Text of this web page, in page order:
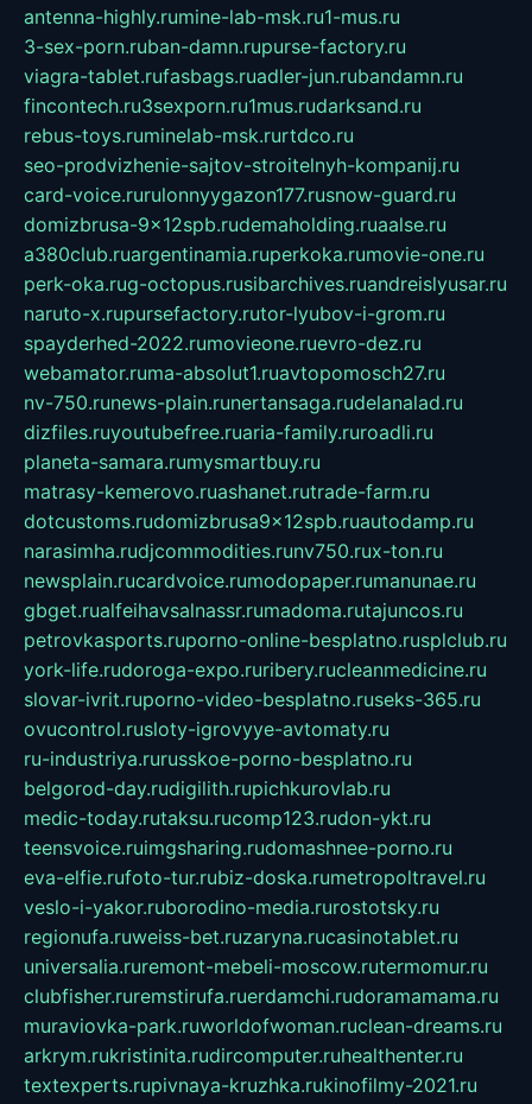
antenna-highly.rumine-lab-msk.ru1-mus.ru
3-sex-porn.ruban-damn.rupurse-factory.ru
viagra-tablet.rufasbags.ruadler-jun.rubandamn.ru
fincontech.ru3sexporn.ru1mus.rudarksand.ru
rebus-toys.ruminelab-msk.rurtdco.ru
seo-prodvizhenie-sajtov-stroitelnyh-kompanij.ru
card-voice.rurulonnyygazon177.rusnow-guard.ru
domizbrusa-9x12spb.rudemaholding.ruaalse.ru
a380club.ruargentinamia.ruperkoka.rumovie-one.ru
perk-oka.rug-octopus.rusibarchives.ruandreislyusar.ru
naruto-x.rupursefactory.rutor-lyubov-i-grom.ru
spayderhed-2022.rumovieone.ruevro-dez.ru
webamator.ruma-absolut1.ruavtopomosch27.ru
nv-750.runews-plain.runertansaga.rudelanalad.ru
dizfiles.ruyoutubefree.ruaria-family.ruroadli.ru
planeta-samara.rumysmartbuy.ru
matrasy-kemerovo.ruashanet.rutrade-farm.ru
dotcustoms.rudomizbrusa9x12spb.ruautodamp.ru
narasimha.rudjcommodities.runv750.rux-ton.ru
newsplain.rucardvoice.rumodopaper.rumanunae.ru
gbget.rualfeihavsalnassr.rumadoma.rutajuncos.ru
petrovkasports.ruporno-online-besplatno.rusplclub.ru
york-life.rudoroga-expo.ruribery.rucleanmedicine.ru
slovar-ivrit.ruporno-video-besplatno.ruseks-365.ru
ovucontrol.rusloty-igrovyye-avtomaty.ru
ru-industriya.rurusskoe-porno-besplatno.ru
belgorod-day.rudigilith.rupichkurovlab.ru
medic-today.rutaksu.rucomp123.rudon-ykt.ru
teensvoice.ruimgsharing.rudomashnee-porno.ru
eva-elfie.rufoto-tur.rubiz-doska.rumetropoltravel.ru
veslo-i-yakor.ruborodino-media.rurostotsky.ru
regionufa.ruweiss-bet.ruzaryna.rucasinotablet.ru
universalia.ruremont-mebeli-moscow.rutermomur.ru
clubfisher.ruremstirufa.ruerdamchi.rudoramamama.ru
muraviovka-park.ruworldofwoman.ruclean-dreams.ru
arkrym.rukristinita.rudircomputer.ruhealthenter.ru
textexperts.rupivnaya-kruzhka.rukinofilmy-2021.ru